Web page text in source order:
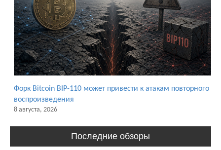
Форк Bitcoin BIP-110 может привести к атакам повторного
воспроизведения
8 августа, 2026
Последние обзоры